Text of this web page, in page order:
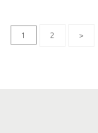
1 2 >